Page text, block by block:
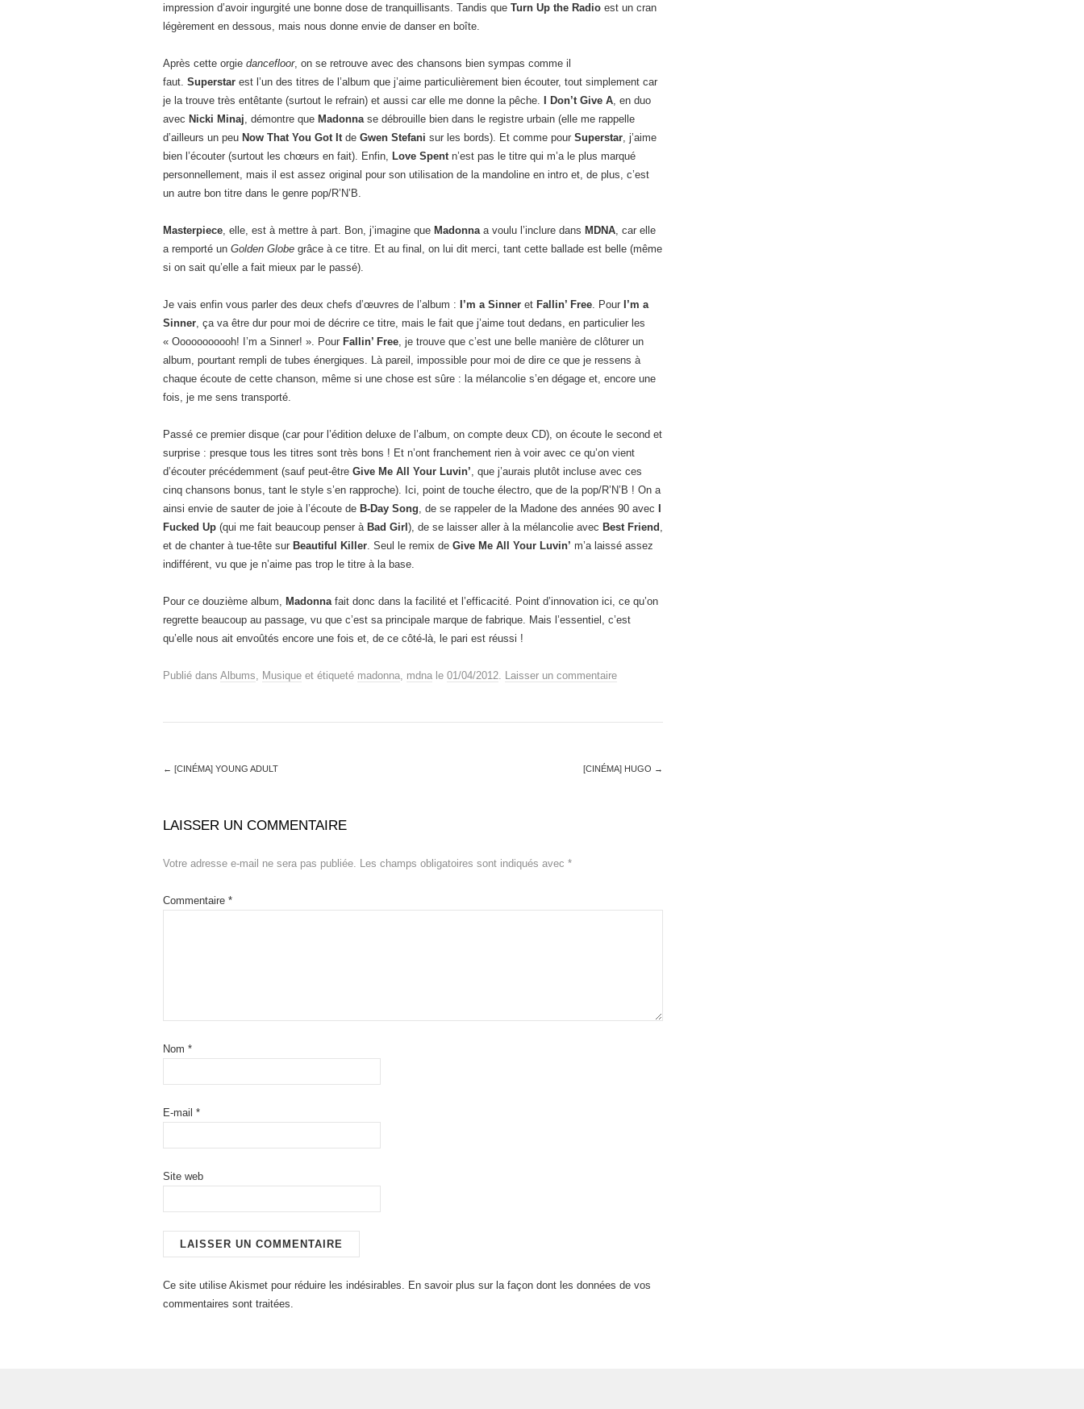
impression d’avoir ingurgité une bonne dose de tranquillisants. Tandis que Turn Up the Radio est un cran
légèrement en dessous, mais nous donne envie de danser en boîte.
Après cette orgie dancefloor, on se retrouve avec des chansons bien sympas comme il
faut. Superstar est l’un des titres de l’album que j’aime particulièrement bien écouter, tout simplement car
je la trouve très entêtante (surtout le refrain) et aussi car elle me donne la pêche.
I Don’t Give A , en duo
avec Nicki Minaj , démontre que Madonna se débrouille bien dans le registre urbain (elle me rappelle
d’ailleurs un peu Now That You Got It de Gwen Stefani sur les bords). Et comme pour Superstar , j’aime
bien l’écouter (surtout les chœurs en fait). Enfin,
Love Spent n’est pas le titre qui m’a le plus marqué
personnellement, mais il est assez original pour son utilisation de la mandoline en intro et, de plus, c’est
un autre bon titre dans le genre pop/R’N’B.
Masterpiece , elle, est à mettre à part. Bon, j’imagine que Madonna a voulu l’inclure dans MDNA , car elle
a remporté un Golden Globe grâce à ce titre. Et au final, on lui dit merci, tant cette ballade est belle (même
si on sait qu’elle a fait mieux par le passé).
Je vais enfin vous parler des deux chefs d’œuvres de l’album : I’m a Sinner et Fallin’ Free . Pour I’m a
Sinner , ça va être dur pour moi de décrire ce titre, mais le fait que j’aime tout dedans, en particulier les
« Ooooooooooh! I’m a Sinner! ». Pour Fallin’ Free , je trouve que c’est une belle manière de clôturer un
album, pourtant rempli de tubes énergiques. Là pareil, impossible pour moi de dire ce que je ressens à
chaque écoute de cette chanson, même si une chose est sûre : la mélancolie s’en dégage et, encore une
fois, je me sens transporté.
Passé ce premier disque (car pour l’édition deluxe de l’album, on compte deux CD), on écoute le second et
surprise : presque tous les titres sont très bons ! Et n’ont franchement rien à voir avec ce qu’on vient
d’écouter précédemment (sauf peut-être Give Me All Your Luvin’ , que j’aurais plutôt incluse avec ces
cinq chansons bonus, tant le style s’en rapproche). Ici, point de touche électro, que de la pop/R’N’B ! On a
ainsi envie de sauter de joie à l’écoute de B-Day Song , de se rappeler de la Madone des années 90 avec
Fucked Up (qui me fait beaucoup penser à Bad Girl ), de se laisser aller à la mélancolie avec Best Friend
et de chanter à tue-tête sur Beautiful Killer . Seul le remix de Give Me All Your Luvin’ m’a laissé assez
indifférent, vu que je n’aime pas trop le titre à la base.
Pour ce douzième album, Madonna fait donc dans la facilité et l’efficacité. Point d’innovation ici, ce qu’on
regrette beaucoup au passage, vu que c’est sa principale marque de fabrique. Mais l’essentiel, c’est
qu’elle nous ait envoûtés encore une fois et, de ce côté-là, le pari est réussi !
Publié dans Albums Musique et étiqueté madonna mdna le 01/04/2012 Laisser un commentaire
← [CINÉMA] YOUNG ADULT [CINÉMA] HUGO →
LAISSER UN COMMENTAIRE
Votre adresse e-mail ne sera pas publiée. Les champs obligatoires sont indiqués avec *
Commentaire *
Nom *
E-mail *
Site web
Ce site utilise Akismet pour réduire les indésirables.
En savoir plus sur la façon dont les données de vos
commentaires sont traitées